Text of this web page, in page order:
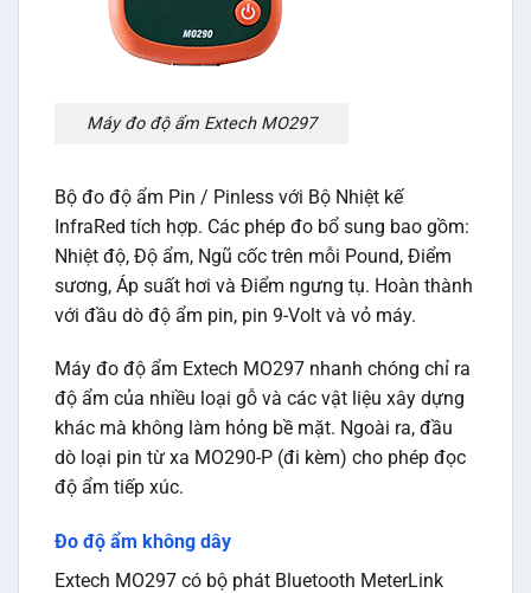
Máy đo độ ẩm Extech MO297
Bộ đo độ ẩm Pin / Pinless với Bộ Nhiệt kế
InfraRed tích hợp. Các phép đo bổ sung bao gồm:
Nhiệt độ, Độ ẩm, Ngũ cốc trên mỗi Pound, Điểm
sương, Áp suất hơi và Điểm ngưng tụ. Hoàn thành
với đầu dò độ ẩm pin, pin 9-Volt và vỏ máy.
Máy đo độ ẩm Extech MO297 nhanh chóng chỉ ra
độ ẩm của nhiều loại gỗ và các vật liệu xây dựng
khác mà không làm hỏng bề mặt. Ngoài ra, đầu
dò loại pin từ xa MO290-P (đi kèm) cho phép đọc
độ ẩm tiếp xúc.
Đo độ ẩm không dây
Extech MO297 có bộ phát Bluetooth MeterLink